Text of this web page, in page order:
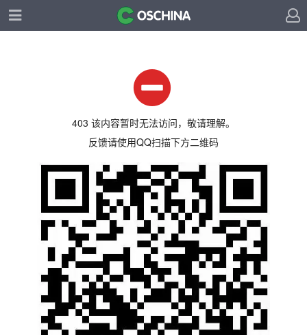
403 该内容暂时无法访问，敬请理解。
反馈请使用QQ扫描下方二维码